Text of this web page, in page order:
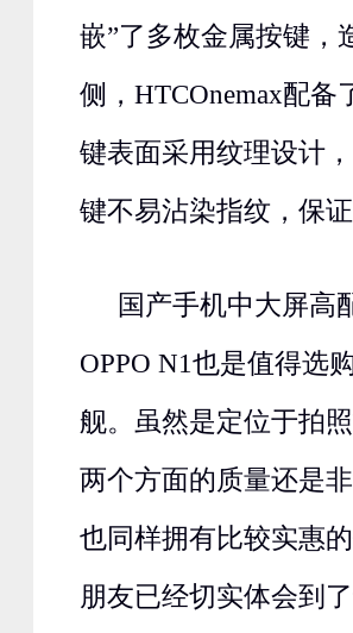
嵌”了多枚金属按键，
侧，HTCOnemax配
键表面采用纹理设计
键不易沾染指纹，保
国产手机中大屏高
OPPO N1也是值得选
舰。虽然是定位于拍
两个方面的质量还是
也同样拥有比较实惠
朋友已经切实体会到